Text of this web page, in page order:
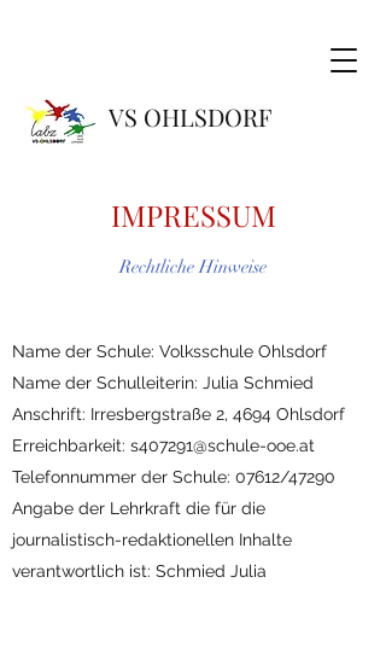
VS OHLSDORF
IMPRESSUM
Rechtliche Hinweise
Name der Schule: Volksschule Ohlsdorf
Name der Schulleiterin: Julia Schmied
Anschrift: Irresbergstraße 2, 4694 Ohlsdorf
Erreichbarkeit: s407291@schule-ooe.at
Telefonnummer der Schule: 07612/47290
Angabe der Lehrkraft die für die
journalistisch-redaktionellen Inhalte
verantwortlich ist: Schmied Julia